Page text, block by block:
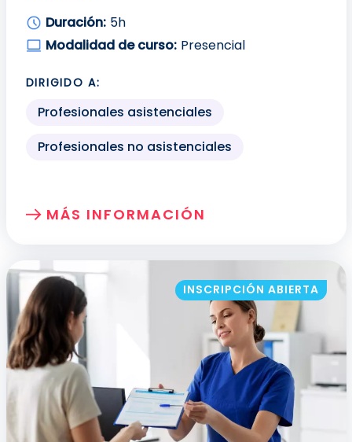
Duración: 5h
Modalidad de curso: Presencial
DIRIGIDO A:
Profesionales asistenciales
Profesionales no asistenciales
MÁS INFORMACIÓN
SOBRE: HERRAMIENTAS PARA LA
INSCRIPCIÓN ABIERTA